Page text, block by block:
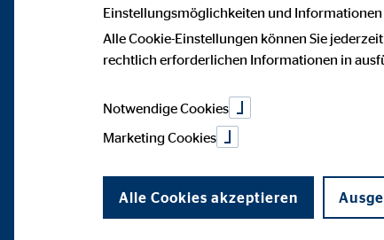
Einstellungsmöglichkeiten und Informationen
Alle Cookie-Einstellungen können Sie
rechtlich erforderlichen Informationen in
Notwendige Cookies
Marketing Cookies
Alle Cookies akzeptieren